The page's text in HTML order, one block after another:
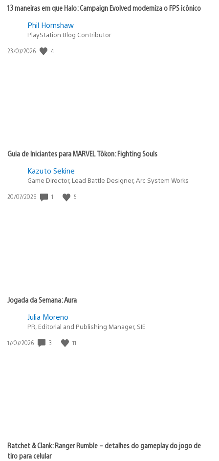
13 maneiras em que Halo: Campaign Evolved moderniza o FPS icônico
Phil Hornshaw
PlayStation Blog Contributor
Data
23/07/2026 4
Guia de Iniciantes para MARVEL Tōkon: Fighting Souls
Kazuto Sekine
Game Director, Lead Battle Designer, Arc System Works
Data
20/07/2026 1 5
Jogada da Semana: Aura
Julia Moreno
PR, Editorial and Publishing Manager, SIE
Data
17/07/2026 3 11
Ratchet & Clank: Ranger Rumble – detalhes do gameplay do jogo de
tiro para celular